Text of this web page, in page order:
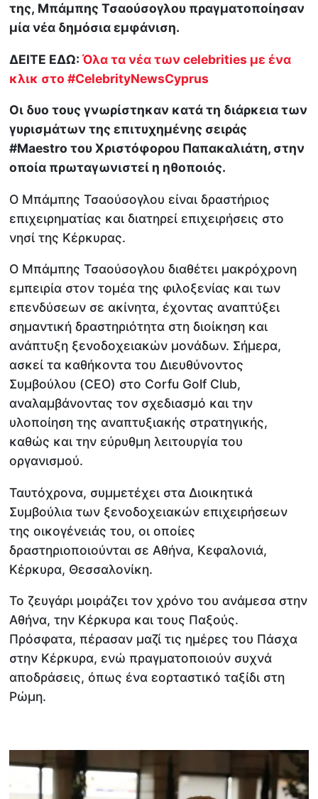
της, Μπάμπης Τσαούσογλου πραγματοποίησαν
μία νέα δημόσια εμφάνιση.
ΔΕΙΤΕ ΕΔΩ:Όλα τα νέα των celebrities με ένα
κλικ στο #CelebrityNewsCyprus
Οι δυο τους γνωρίστηκαν κατά τη διάρκεια των
γυρισμάτων της επιτυχημένης σειράς
#Maestro του Χριστόφορου Παπακαλιάτη, στην
οποία πρωταγωνιστεί η ηθοποιός.
Ο Μπάμπης Τσαούσογλου είναι δραστήριος
επιχειρηματίας και διατηρεί επιχειρήσεις στο
νησί της Κέρκυρας.
Ο Μπάμπης Τσαούσογλου διαθέτει μακρόχρονη
εμπειρία στον τομέα της φιλοξενίας και των
επενδύσεων σε ακίνητα, έχοντας αναπτύξει
σημαντική δραστηριότητα στη διοίκηση και
ανάπτυξη ξενοδοχειακών μονάδων. Σήμερα,
ασκεί τα καθήκοντα του Διευθύνοντος
Συμβούλου (CEO) στο Corfu Golf Club,
αναλαμβάνοντας τον σχεδιασμό και την
υλοποίηση της αναπτυξιακής στρατηγικής,
καθώς και την εύρυθμη λειτουργία του
οργανισμού.
Ταυτόχρονα, συμμετέχει στα Διοικητικά
Συμβούλια των ξενοδοχειακών επιχειρήσεων
της οικογένειάς του, οι οποίες
δραστηριοποιούνται σε Αθήνα, Κεφαλονιά,
Κέρκυρα, Θεσσαλονίκη.
Το ζευγάρι μοιράζει τον χρόνο του ανάμεσα στην
Αθήνα, την Κέρκυρα και τους Παξούς.
Πρόσφατα, πέρασαν μαζί τις ημέρες του Πάσχα
στην Κέρκυρα, ενώ πραγματοποιούν συχνά
αποδράσεις, όπως ένα εορταστικό ταξίδι στη
Ρώμη.